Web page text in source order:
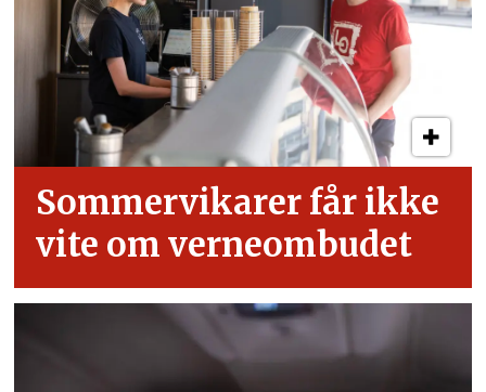
Sommervikarer får ikke
vite om verneombudet